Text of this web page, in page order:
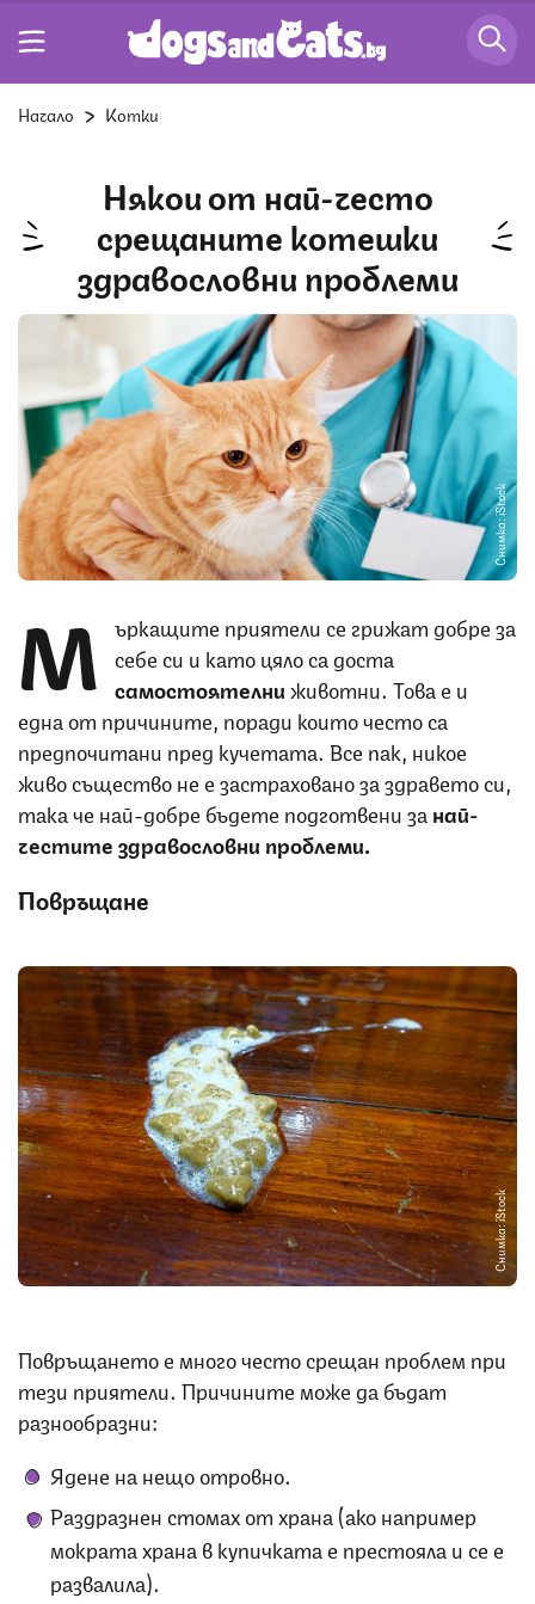
Начало Котки
Някои от най-често
срещаните котешки
здравословни проблеми
Снимка: iStock
М
ъркащите приятели се грижат добре за
себе си и като цяло са доста
самостоятелниживотни. Това е и
една от причините, поради които често са
предпочитани пред кучетата. Все пак, никое
живо същество не е застраховано за здравето си,
така че най-добре бъдете подготвени за най-
честите здравословни проблеми.
Повръщане
Снимка: iStock
Повръщането е много често срещан проблем при
тези приятели. Причините може да бъдат
разнообразни:
Ядене на нещо отровно.
Раздразнен стомах от храна (ако например
мократа храна в купичката е престояла и се е
развалила).